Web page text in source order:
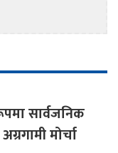
सार्वजनिक
मोर्चा